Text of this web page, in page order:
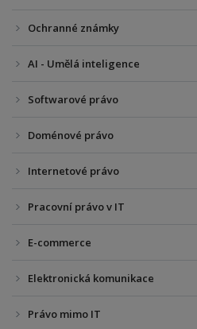
Ochranné známky
AI - Umělá inteligence
Softwarové právo
Doménové právo
Internetové právo
Pracovní právo v IT
E-commerce
Elektronická komunikace
Právo mimo IT